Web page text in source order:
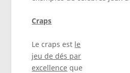
Craps
Le craps est le
jeu de dés par
excellence que